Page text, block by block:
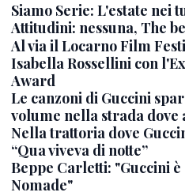
Siamo Serie: L'estate nei
Attitudini: nessuna, The
Al via il Locarno Film
Isabella Rossellini con
Award
Le canzoni di Guccini
volume nella strada dove
Nella trattoria dove
“Qua viveva di notte”
Beppe Carletti: "Guccini è
Nomade"